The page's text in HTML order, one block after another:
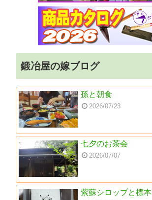
鍛冶屋の嫁ブログ
孫と朝食
2026/07/23
七夕のお茶会
2026/07/07
紫蘇シロップと標本